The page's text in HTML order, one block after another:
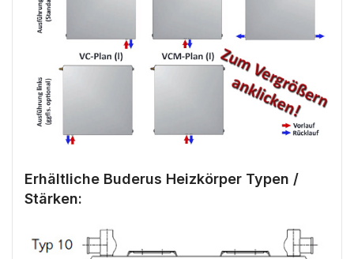
Erhältliche Buderus Heizkörper Typen /
Stärken: